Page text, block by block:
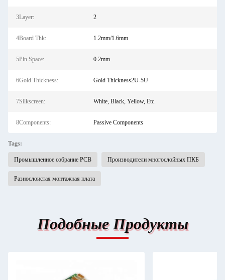
3Layer: 2
4Board Thk: 1.2mm/1.6mm
5Pin Space: 0.2mm
6Gold Thickness: Gold Thickness2U-5U
7Silkscreen: White, Black, Yellow, Etc.
8Components: Passive Components
Tags:
Промышленное собрание PCB Производители многослойных ПКБ
Разнослоистая монтажная плата
Подобные Продукты